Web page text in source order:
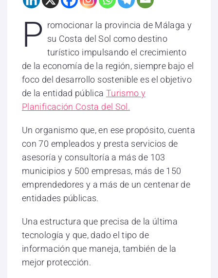
P romocionar la provincia de Málaga y
su Costa del Sol como destino
turístico impulsando el crecimiento
de la economía de la región, siempre bajo el
foco del desarrollo sostenible es el objetivo
de la entidad pública Turismo y
Planificación Costa del Sol.
Un organismo que, en ese propósito, cuenta
con 70 empleados y presta servicios de
asesoría y consultoría a más de 103
municipios y 500 empresas, más de 150
emprendedores y a más de un centenar de
entidades públicas.
Una estructura que precisa de la última
tecnología y que, dado el tipo de
información que maneja, también de la
mejor protección.